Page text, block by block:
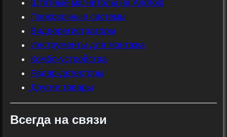
Штатные магнитолы на Android
Парковочные системы
Видеорегистраторы
Инструменты для монтажа
Комбо-устройства
Радар-детекторы
Другие товары
Всегда на связи